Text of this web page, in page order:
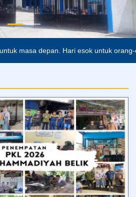
depan. Hari esok untuk orang-orang